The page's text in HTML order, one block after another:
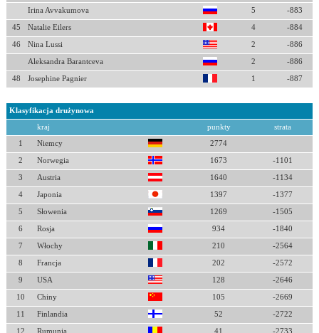
Irina Avvakumova 5 -883
45 Natalie Eilers 4 -884
46 Nina Lussi 2 -886
Aleksandra Barantceva 2 -886
48 Josephine Pagnier 1 -887
Klasyfikacja drużynowa
kraj punkty strata
1 Niemcy 2774
2 Norwegia 1673 -1101
3 Austria 1640 -1134
4 Japonia 1397 -1377
5 Słowenia 1269 -1505
6 Rosja 934 -1840
7 Włochy 210 -2564
8 Francja 202 -2572
9 USA 128 -2646
10 Chiny 105 -2669
11 Finlandia 52 -2722
12 Rumunia 41 -2733